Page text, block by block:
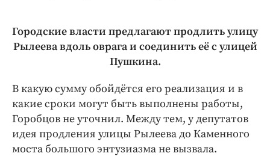
Городские власти предлагают продлить улицу
Рылеева вдоль оврага и соединить её с улицей
Пушкина.
В какую сумму обойдётся его реализация и в
какие сроки могут быть выполнены работы,
Горобцов не уточнил. Между тем, у депутатов
идея продления улицы Рылеева до Каменного
моста большого энтузиазма не вызвала.